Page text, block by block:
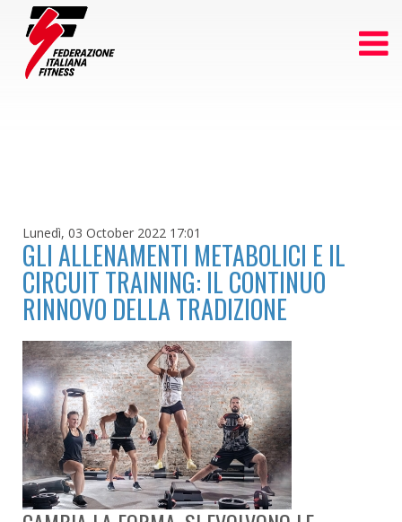
Lunedì, 03 October 2022 17:01
GLI ALLENAMENTI METABOLICI E IL
CIRCUIT TRAINING: IL CONTINUO
RINNOVO DELLA TRADIZIONE